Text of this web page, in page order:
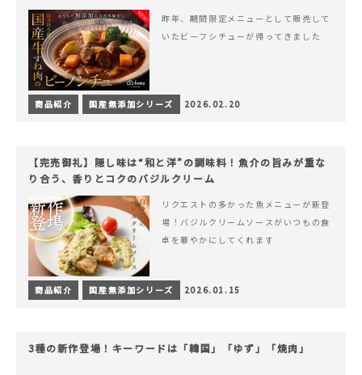
昨年、期間限定メニューとして販売して
いたビーフシチューが帰ってきました
商品紹介 国産無添加シリーズ 2026.02.20
【完売御礼】隠し味は“和と洋”の調味料！魚介の旨みが重な
り合う、香りとコクのバジルクリーム
リクエストの多かった魚メニューが新登
場！バジルクリームソースがいつもの食
卓を華やかにしてくれます
商品紹介 国産無添加シリーズ 2026.01.15
3種の新作登場！キーワードは「韓国」「ゆず」「焼肉」